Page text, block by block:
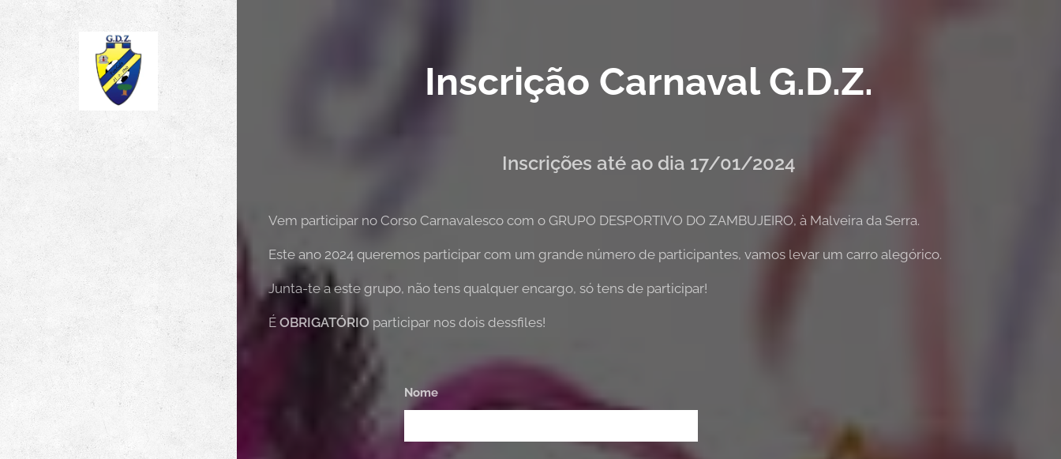
Inscrição Carnaval G.D.Z.
Inscrições até ao dia 17/01/2024
Vem participar no Corso Carnavalesco com o GRUPO DESPORTIVO DO ZAMBUJEIRO, à Malveira da Serra.
Este ano 2024 queremos participar com um grande número de participantes, vamos levar um carro alegórico.
Junta-te a este grupo, não tens qualquer encargo, só tens de participar!
É OBRIGATÓRIO participar nos dois dessfiles!
Nome